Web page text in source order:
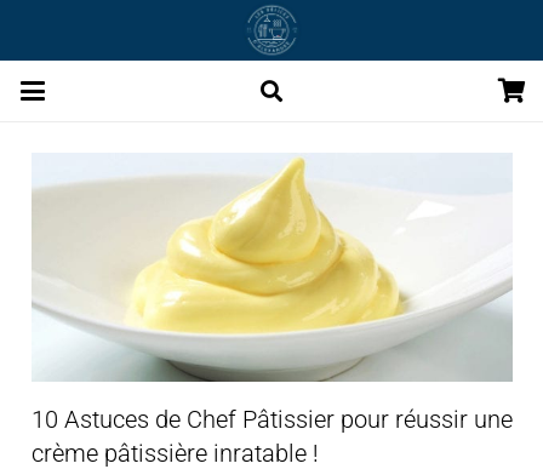
10 Astuces de Chef Pâtissier pour réussir une
crème pâtissière inratable !